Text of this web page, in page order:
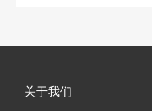
关于我们